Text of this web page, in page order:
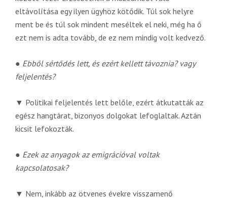
eltávolítása egy ilyen ügyhöz kötődik. Túl sok helyre
ment be és túl sok mindent meséltek el neki, még ha ő
ezt nem is adta tovább, de ez nem mindig volt kedvező.
● Ebből sértődés lett, és ezért kellett távoznia? vagy
feljelentés?
▼ Politikai feljelentés lett belőle, ezért átkutatták az
egész hangtárat, bizonyos dolgokat lefoglaltak. Aztán
kicsit lefokozták.
● Ezek az anyagok az emigrációval voltak
kapcsolatosak?
▼ Nem, inkább az ötvenes évekre visszamenő